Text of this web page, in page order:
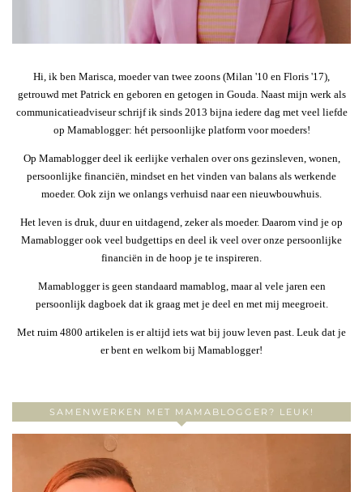
Hi, ik ben Marisca, moeder van twee zoons (Milan '10 en Floris '17),
getrouwd met Patrick en geboren en getogen in Gouda. Naast mijn werk als
communicatieadviseur schrijf ik sinds 2013 bijna iedere dag met veel liefde
op Mamablogger: hét persoonlijke platform voor moeders!
Op Mamablogger deel ik eerlijke verhalen over ons gezinsleven, wonen,
persoonlijke financiën, mindset en het vinden van balans als werkende
moeder. Ook zijn we onlangs verhuisd naar een nieuwbouwhuis.
Het leven is druk, duur en uitdagend, zeker als moeder. Daarom vind je op
Mamablogger ook veel budgettips en deel ik veel over onze persoonlijke
financiën in de hoop je te inspireren.
Mamablogger is geen standaard mamablog, maar al vele jaren een
persoonlijk dagboek dat ik graag met je deel en met mij meegroeit.
Met ruim 4800 artikelen is er altijd iets wat bij jouw leven past. Leuk dat je
er bent en welkom bij Mamablogger!
SAMENWERKEN MET MAMABLOGGER? LEUK!